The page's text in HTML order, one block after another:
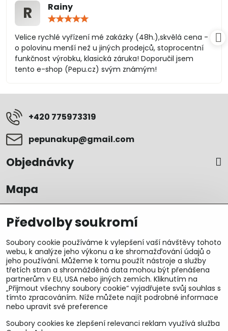
R Rainy
/
5
Velice rychlé vyřízení mé zakázky (48h.),skvělá cena -
o polovinu menší než u jiných prodejců, stoprocentní
funkčnost výrobku, klasická záruka! Doporučil jsem
tento e-shop (Pepu.cz) svým známým!
+420 775973319
pepunakup​@gmail​.com
Objednávky
Mapa
Předvolby soukromí
Soubory cookie používáme k vylepšení vaší návštěvy tohoto
webu, k analýze jeho výkonu a ke shromažďování údajů o
jeho používání. Můžeme k tomu použít nástroje a služby
třetích stran a shromážděná data mohou být přenášena
partnerům v EU, USA nebo jiných zemích. Kliknutím na
„Přijmout všechny soubory cookie“ vyjadřujete svůj souhlas s
tímto zpracováním. Níže můžete najít podrobné informace
nebo upravit své preference
Soubory cookies ke zlepšení relevanci reklam využívá služba